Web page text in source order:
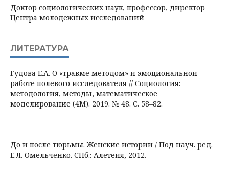
Доктор социологических наук, профессор, директор
Центра молодежных исследований
ЛИТЕРАТУРА
Гудова Е.А. О «травме методом» и эмоциональной
работе полевого исследователя // Cоциология:
методология, методы, математическое
моделирование (4М). 2019. № 48. С. 58–82.
До и после тюрьмы. Женские истории / Под науч. ред.
Е.Л. Омельченко. СПб.: Алетейя, 2012.